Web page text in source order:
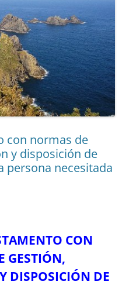
con normas de
y disposición de
persona necesitada
CON
GESTIÓN,
DISPOSICIÓN DE